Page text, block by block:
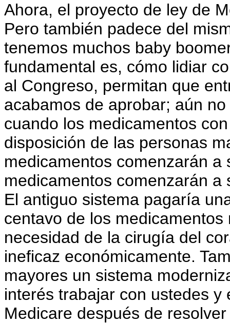
Ahora, el proyecto de ley de
Pero también padece del
tenemos muchos baby
fundamental es, cómo lidiar
al Congreso, permitan que
acabamos de aprobar; aún
cuando los medicamentos
disposición de las personas
medicamentos comenzarán a
medicamentos comenzarán
El antiguo sistema pagaría
centavo de los
necesidad de la cirugía del
ineficaz económicamente.
mayores un sistema
interés trabajar con ustedes
Medicare después de